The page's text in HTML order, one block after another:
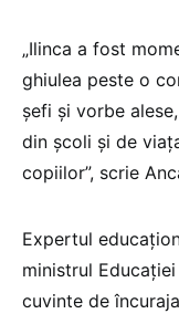
„Ilinca a fost
ghiulea peste o
șefi și vorbe
din școli și de
copiilor”, scrie
Expertul
ministrul
cuvinte de